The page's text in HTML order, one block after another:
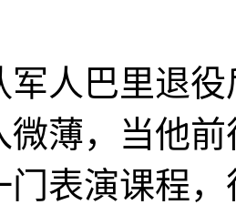
军人巴里退
微薄，当他
门表演课程